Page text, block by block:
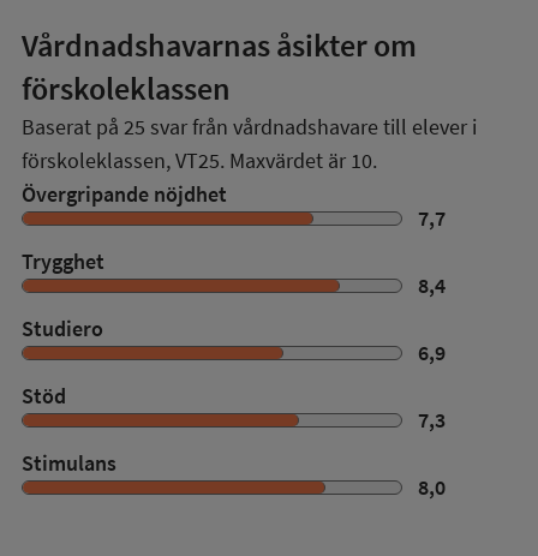
Vårdnadshavarnas åsikter om
förskoleklassen
Baserat på 25 svar från vårdnadshavare till elever i
förskoleklassen,VT25. Maxvärdet är 10.
Övergripande nöjdhet
7,7
Trygghet
8,4
Studiero
6,9
Stöd
7,3
Stimulans
8,0